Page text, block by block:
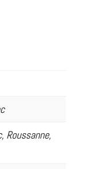
Roussanne,